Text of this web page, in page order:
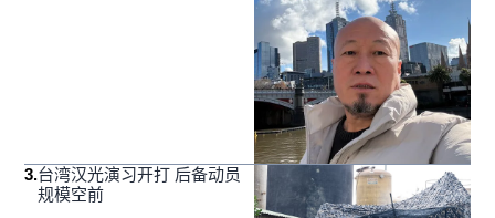
3.台湾汉光演习开打 后备动员
规模空前